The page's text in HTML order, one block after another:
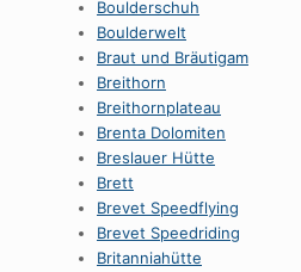
Boulderschuh
Boulderwelt
Braut und Bräutigam
Breithorn
Breithornplateau
Brenta Dolomiten
Breslauer Hütte
Brett
Brevet Speedflying
Brevet Speedriding
Britanniahütte